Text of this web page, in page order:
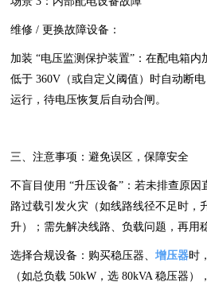
维修 / 更换故障设备：
加装 “电压监测保护装置”：在配电箱
低于 360V（或自定义阈值）时自动断
运行，待电压恢复后自动合闸。
三、注意事项：避免误区，保障安全
不盲目使用 “升压设备”：若未排查原
路过载引发火灾（如线路线径不足时，
升）；需先解决线路、负载问题，再用
选择合规设备：购买稳压器、增压器时
（如总负载 50kW，选 80kVA 稳压器